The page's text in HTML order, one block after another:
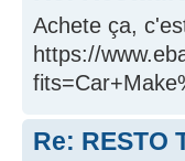
Achete ça,
https://
Re: RESTO